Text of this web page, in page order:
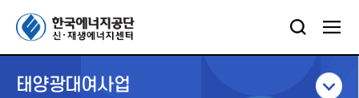
태양광대여사업